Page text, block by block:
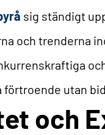
sig ständigt
och trenderna
förtroende utan
och